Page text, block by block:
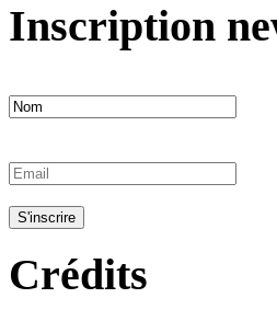
Inscription
Crédits